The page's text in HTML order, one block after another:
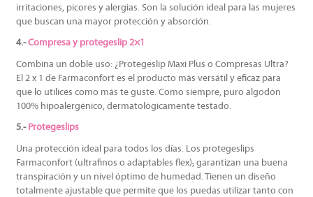
irritaciones, picores y alergias. Son la solución ideal para las mujeres
que buscan una mayor protección y absorción.
4.-Compresa y protegeslip 2×1
Combina un doble uso: ¿Protegeslip Maxi Plus o Compresas Ultra?
El 2 x 1 de Farmaconfort es el producto más versátil y eficaz para
que lo utilices como más te guste. Como siempre, puro algodón
100% hipoalergénico, dermatológicamente testado.
5.- Protegeslips
Una protección ideal para todos los días. Los protegeslips
Farmaconfort (ultrafinos o adaptables flex), garantizan una buena
transpiración y un nivel óptimo de humedad. Tienen un diseño
totalmente ajustable que permite que los puedas utilizar tanto con